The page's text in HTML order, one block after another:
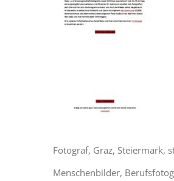
Fotograf, Graz, Steiermark,
Menschenbilder,